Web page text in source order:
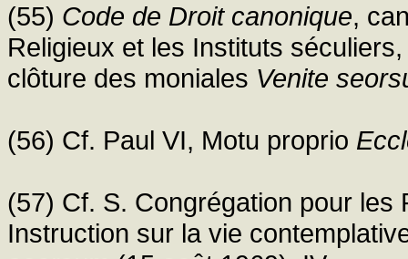
(55) Code de Droit canonique,
Religieux et les Instituts
clôture des moniales Venite
(56) Cf. Paul VI, Motu proprio
(57) Cf. S. Congrégation pour
Instruction sur la vie